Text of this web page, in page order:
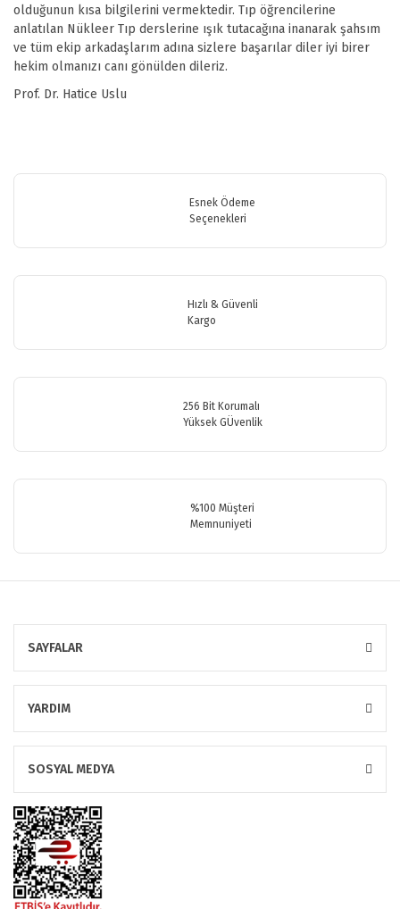
olduğunun kısa bilgilerini vermektedir. Tıp öğrencilerine
anlatılan Nükleer Tıp derslerine ışık tutacağına inanarak şahsım
ve tüm ekip arkadaşlarım adına sizlere başarılar diler iyi birer
hekim olmanızı canı gönülden dileriz.
Prof. Dr. Hatice Uslu
Bu ürüne ilk yorumu siz yapın!
Görüş ve önerileriniz için teşekkür ederiz.
Ürün resmi kalitesiz, bozuk veya görüntülenemiyor.
Ürün fiyatı diğer sitelerden daha pahalı.
Esnek Ödeme
Seçenekleri
Hızlı & Güvenli
Kargo
256 Bit Korumalı
Yüksek GÜvenlik
%100 Müşteri
Memnuniyeti
SAYFALAR
YARDIM
SOSYAL MEDYA